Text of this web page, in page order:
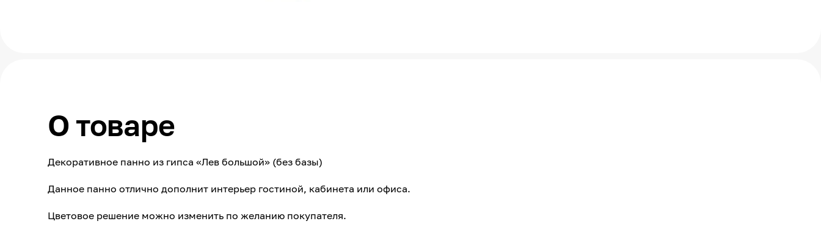
О товаре
Декоративное панно из гипса «Лев большой» (без базы)
Данное панно отлично дополнит интерьер гостиной, кабинета или офиса.
Цветовое решение можно изменить по желанию покупателя.